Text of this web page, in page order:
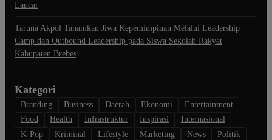
Lancar
Taruna Akpol Tanamkan Jiwa Kepemimpinan Melalui Leadership
Camp dan Outbound Leadership pada Siswa Sekolah Rakyat
Kabupaten Brebes
Kategori
Branding Business Daerah Ekonomi
Entertainment
Food
Health Infrastruktur Inspirasi
Internasional
K-Pop
Kriminal Lifestyle Marketing News
Politik